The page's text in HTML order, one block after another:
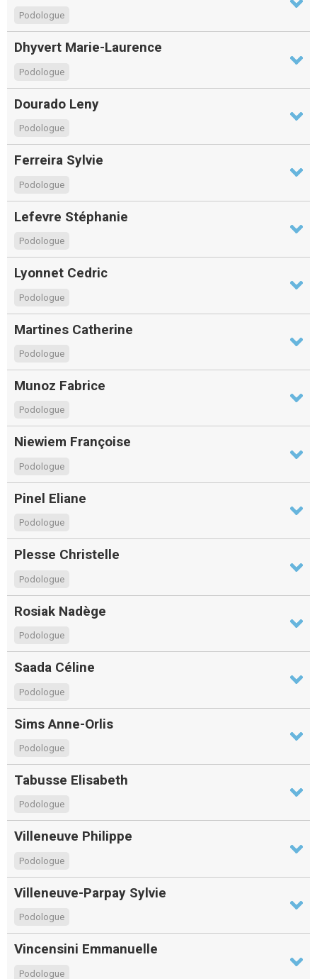
Podologue
Dhyvert Marie-Laurence
Podologue
Dourado Leny
Podologue
Ferreira Sylvie
Podologue
Lefevre Stéphanie
Podologue
Lyonnet Cedric
Podologue
Martines Catherine
Podologue
Munoz Fabrice
Podologue
Niewiem Françoise
Podologue
Pinel Eliane
Podologue
Plesse Christelle
Podologue
Rosiak Nadège
Podologue
Saada Céline
Podologue
Sims Anne-Orlis
Podologue
Tabusse Elisabeth
Podologue
Villeneuve Philippe
Podologue
Villeneuve-Parpay Sylvie
Podologue
Vincensini Emmanuelle
Podologue